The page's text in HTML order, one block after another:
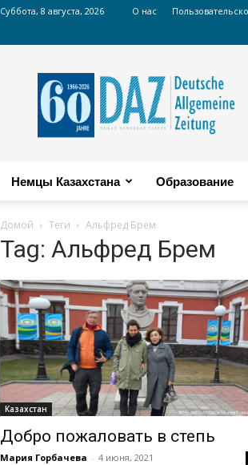
Суббота, 8 августа, 2026 О нас
Russian
DAZ
Немцы Казахстана Образование
Домой Теги Альфред Брем
Tag: Альфред Брем
Казахстан
Добро пожаловать в степь
Мария Горбачева - 4 июня, 2021